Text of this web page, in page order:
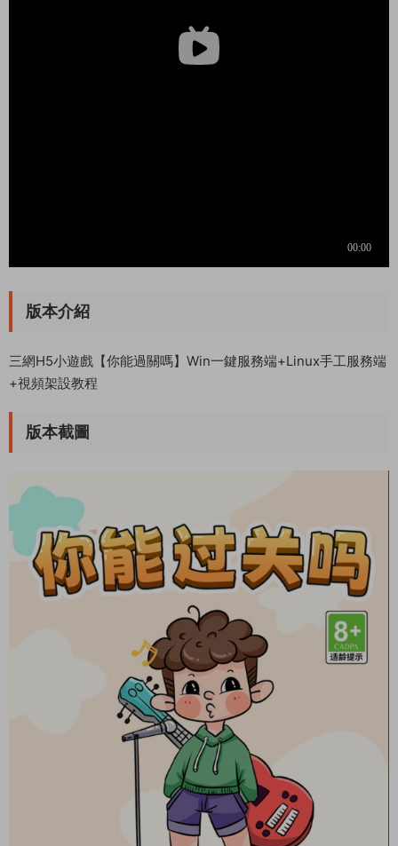
版本介紹
三網H5小遊戲【你能過關嗎】Win一鍵服務端+Linux手工服務端
+視頻架設教程
版本截圖